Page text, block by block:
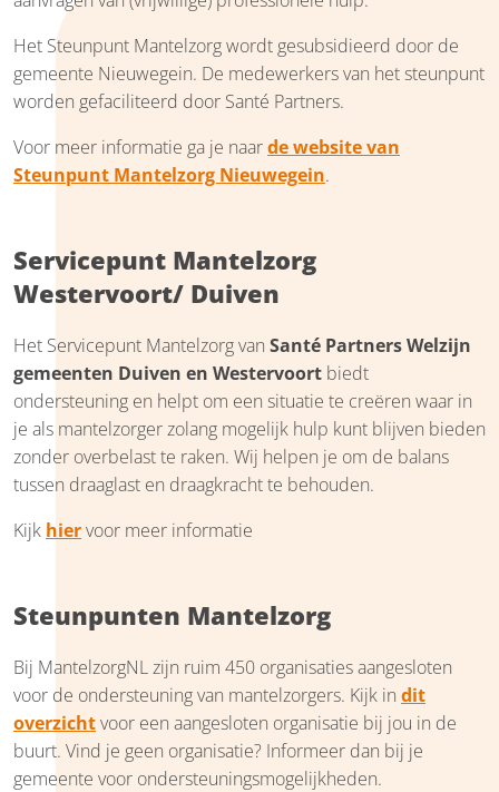
Het Steunpunt Mantelzorg wordt gesubsidieerd door de
gemeente Nieuwegein. De medewerkers van het steunpunt
worden gefaciliteerd door Santé Partners.
Voor meer informatie ga je naarde website van
Steunpunt Mantelzorg Nieuwegein.
Servicepunt Mantelzorg
Westervoort/ Duiven
Het Servicepunt Mantelzorg van Santé Partners Welzijn
gemeenten Duiven en Westervoort biedt
ondersteuning en helpt om een situatie te creëren waar in
je als mantelzorger zolang mogelijk hulp kunt blijven bieden
zonder overbelast te raken. Wij helpen je om de balans
tussen draaglast en draagkracht te behouden.
Kijk hiervoor meer informatie
Steunpunten Mantelzorg
Bij MantelzorgNL zijn ruim 450 organisaties aangesloten
voor de ondersteuning van mantelzorgers. Kijk in dit
overzichtvoor een aangesloten organisatie bij jou in de
buurt. Vind je geen organisatie? Informeer dan bij je
gemeente voor ondersteuningsmogelijkheden.